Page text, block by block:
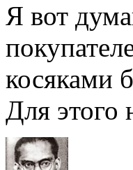
Я вот
косяками
Для этого